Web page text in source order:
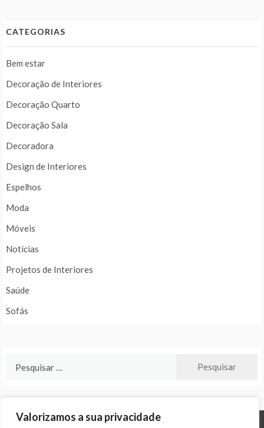
Valorizamos a sua privacidade
CATEGORIAS
Bem estar
Decoração de Interiores
Decoração Quarto
Decoração Sala
Decoradora
Design de Interiores
Espelhos
Moda
Móveis
Notícias
Projetos de Interiores
Saúde
Sofás